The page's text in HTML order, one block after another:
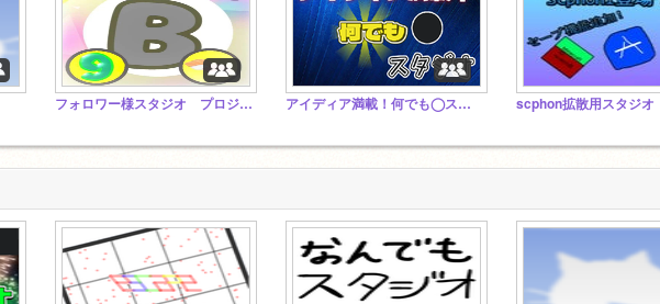
フォロワー様スタジオ プロジェクト追加ok アイディア満載！何でも◯スタジオ！ scphon拡散用スタジオ